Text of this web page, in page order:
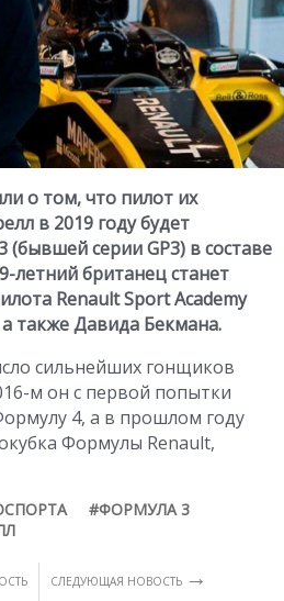
о том, что пилот их
в 2019 году будет
серии GP3) в составе
летний британец станет
Renault Sport Academy
также Давида Бекмана.
сильнейших гонщиков
м он с первой попытки
4, а в прошлом году
Формулы Renault,
ФОРМУЛА 3
СЛЕДУЮЩАЯ НОВОСТЬ →